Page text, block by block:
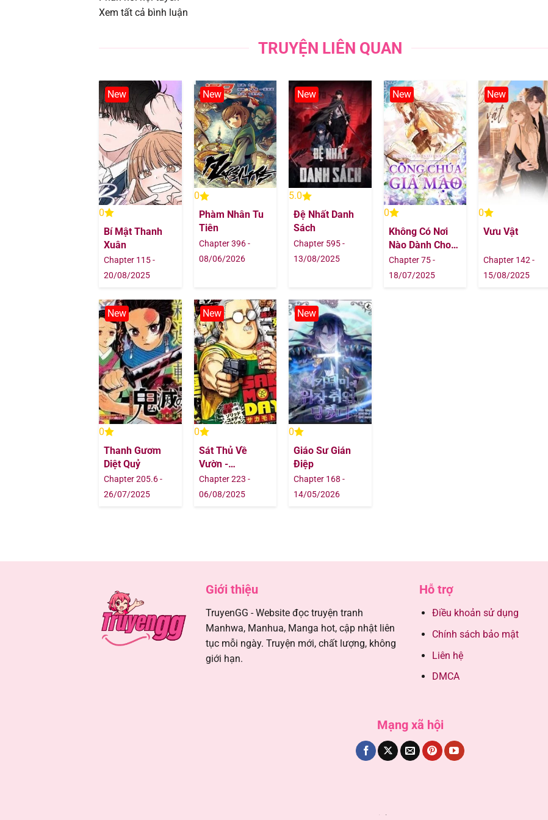
Chapter 389
Chapter 387 11/10/2025
Chapter 386 11/10/2025
Chapter 385 04/10/2025
Chapter 384 27/09/2025
Chapter 383
Chapter 382 14/09/2025
Chapter 381 14/09/2025
Chapter 380
Chapter 379
Chapter 378
Chapter 378
Chapter 377
Chapter 377
Chapter 376
Chapter 374 20/08/2025
Chapter 374 20/08/2025
Xem tất cả bình luận
TRUYỆN LIÊN QUAN
New
0
Bí Mật Thanh
Xuân
Chapter 115 -
20/08/2025
New
0
Phàm Nhân Tu
Tiên
Chapter 396 -
08/06/2026
New
5.0
Đệ Nhất Danh
Sách
Chapter 595 -
13/08/2025
New
0
Không Có Nơi
Nào Dành Cho
Công Chúa Giả
Mạo
Chapter 75 -
18/07/2025
New
0
Vưu Vật
Chapter 142 -
15/08/2025
New
0
Thanh Gươm
Diệt Quỷ
Chapter 205.6 -
26/07/2025
New
0
Sát Thủ Về
Vườn -
Sakamoto Days
Chapter 223 -
06/08/2025
New
0
Giáo Sư Gián
Điệp
Chapter 168 -
14/05/2026
Giới thiệu
TruyenGG - Website đọc truyện tranh
Manhwa, Manhua, Manga hot, cập nhật liên
tục mỗi ngày. Truyện mới, chất lượng, không
giới hạn.
Hỗ trợ
Điều khoản sử dụng
Chính sách bảo mật
Liên hệ
DMCA
Mạng xã hội